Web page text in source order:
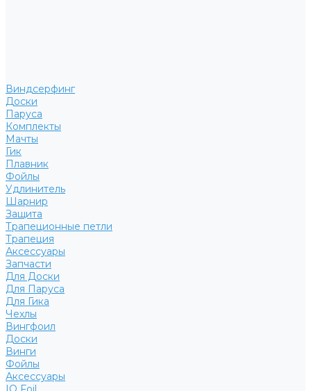
Виндсерфинг
Доски
Паруса
Комплекты
Мачты
Гик
Плавник
Фойлы
Удлинитель
Шарнир
Защита
Трапеционные петли
Трапеция
Аксессуары
Запчасти
Для Доски
Для Паруса
Для Гика
Чехлы
Вингфоил
Доски
Винги
Фойлы
Аксессуары